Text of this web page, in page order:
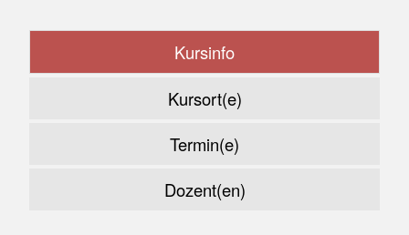
Kursinfo
Kursort(e)
Termin(e)
Dozent(en)